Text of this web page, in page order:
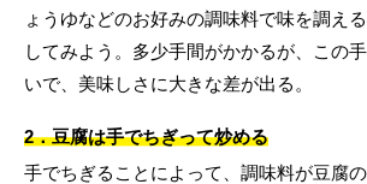
ょうゆなどのお好みの調味料で味を調え
してみよう。多少手間がかかるが、この
いで、美味しさに大きな差が出る。
2．豆腐は手でちぎって炒める
手でちぎることによって、調味料が豆腐